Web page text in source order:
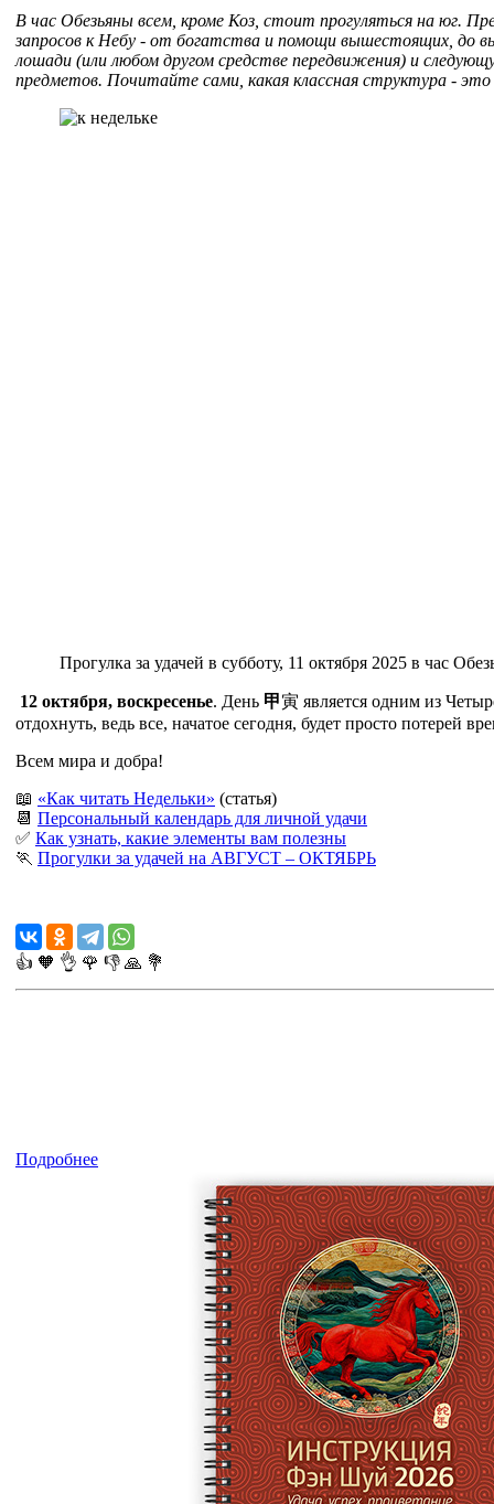
В час Обезьяны всем, кроме Коз, стоит прогуляться на юг.
запросов к Небу - от богатства и помощи вышестоящих, до
лошади (или любом другом средстве передвижения) и
предметов. Почитайте сами, какая классная структура - это
Прогулка за удачей в субботу, 11 октября 2025 в час
12 октября, воскресенье. День 甲寅 является одним из
отдохнуть, ведь все, начатое сегодня, будет просто потерей
Всем мира и добра!
📖 «Как читать Недельки» (статья)
📆 Персональный календарь для личной удачи
✅ Как узнать, какие элементы вам полезны
🏃 Прогулки за удачей на АВГУСТ – ОКТЯБРЬ
👍 🧡 👌 🌹 👎 🙏 💐
Подробнее